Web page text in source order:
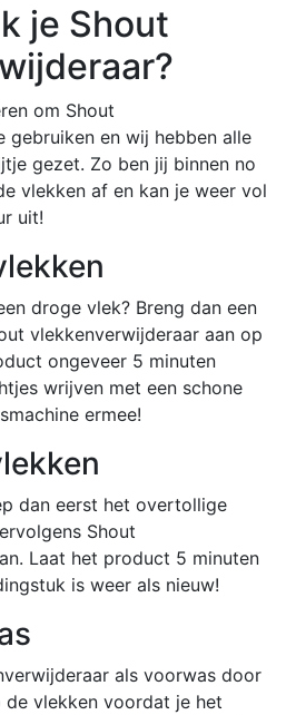
je Shout
om Shout
gebruiken en wij hebben alle
gezet. Zo ben jij binnen no
vlekken af en kan je weer vol
uit!
droge vlek? Breng dan een
vlekkenverwijderaar aan op
ongeveer 5 minuten
wrijven met een schone
ermee!
dan eerst het overtollige
Shout
Laat het product 5 minuten
is weer als nieuw!
als voorwas door
de vlekken voordat je het